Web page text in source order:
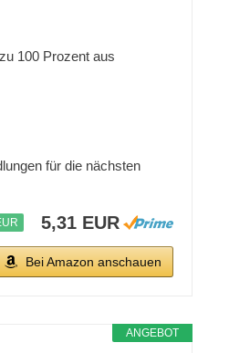
100 Prozent aus
für die nächsten
5,31 EUR
Bei Amazon anschauen
ANGEBOT